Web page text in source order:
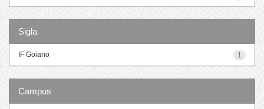
Sigla
1
IF Goiano
Campus